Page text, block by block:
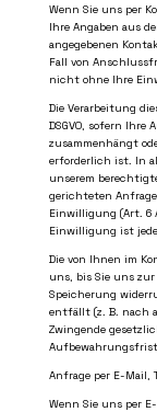
Wenn Sie uns per
Ihre Angaben aus
angegebenen
Fall von
nicht ohne Ihre
Die Verarbeitung
DSGVO, sofern
zusammenhängt
erforderlich ist. In
unserem
gerichteten
Einwilligung (Art. 6
Einwilligung ist
Die von Ihnen im
uns, bis Sie uns
Speicherung
entfällt (z. B. nach
Zwingende
Anfrage per E-Mail,
Wenn Sie uns per